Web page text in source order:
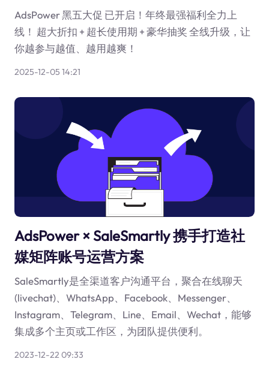
AdsPower 黑五大促 已开启！年终最强福利全力上
线！ 超大折扣 + 超长使用期 + 豪华抽奖 全线升级，让
你越参与越值、越用越爽！
2025-12-05 14:21
AdsPower × SaleSmartly 携手打造社
媒矩阵账号运营方案
SaleSmartly是全渠道客户沟通平台，聚合在线聊天
(livechat)、WhatsApp、Facebook、Messenger、
Instagram、Telegram、Line、Email、Wechat，能够
集成多个主页或工作区，为团队提供便利。
2023-12-22 09:33